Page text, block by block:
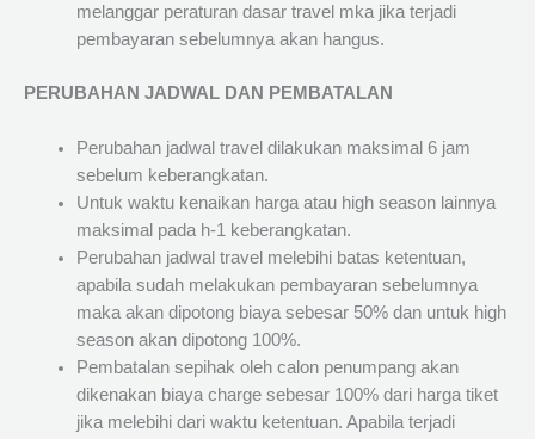
melanggar peraturan dasar travel mka jika terjadi
pembayaran sebelumnya akan hangus.
PERUBAHAN JADWAL DAN PEMBATALAN
Perubahan jadwal travel dilakukan maksimal 6 jam
sebelum keberangkatan.
Untuk waktu kenaikan harga atau high season lainnya
maksimal pada h-1 keberangkatan.
Perubahan jadwal travel melebihi batas ketentuan,
apabila sudah melakukan pembayaran sebelumnya
maka akan dipotong biaya sebesar 50% dan untuk high
season akan dipotong 100%.
Pembatalan sepihak oleh calon penumpang akan
dikenakan biaya charge sebesar 100% dari harga tiket
jika melebihi dari waktu ketentuan. Apabila terjadi